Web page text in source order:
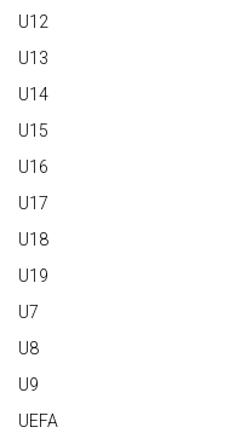
U12
U13
U14
U15
U16
U17
U18
U19
U7
U8
U9
UEFA